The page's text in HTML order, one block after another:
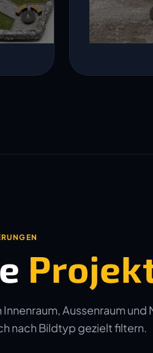
Aussenraum und
nach Bildtyp gezielt filtern.